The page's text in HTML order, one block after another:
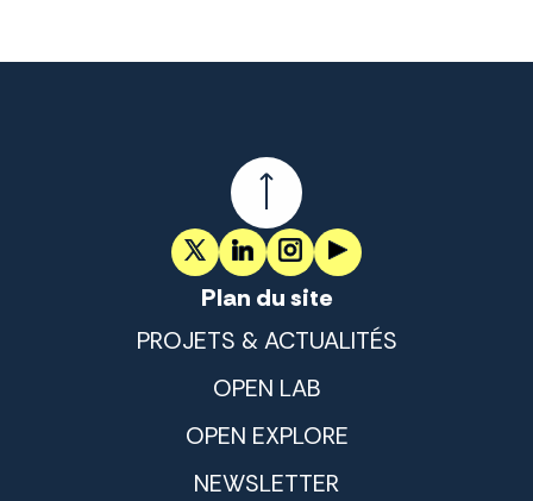
Plan du site
PROJETS & ACTUALITÉS
OPEN LAB
OPEN EXPLORE
NEWSLETTER